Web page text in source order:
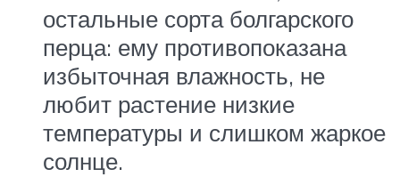
остальные сорта болгарского
перца: ему противопоказана
избыточная влажность, не
любит растение низкие
температуры и слишком жаркое
солнце.